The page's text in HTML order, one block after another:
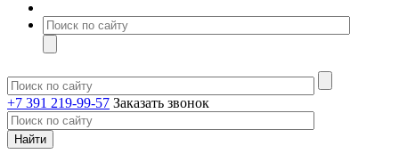
+7 391 219-99-57 Заказать звонок